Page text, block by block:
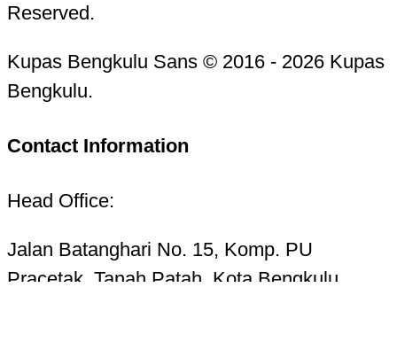
Reserved.
Kupas Bengkulu Sans © 2016 - 2026 Kupas
Bengkulu.
Contact Information
Head Office:
Jalan Batanghari No. 15, Komp. PU
Pracetak, Tanah Patah, Kota Bengkulu